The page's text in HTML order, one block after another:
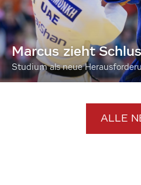
Marcus zieht
Studium als neue
ALLE